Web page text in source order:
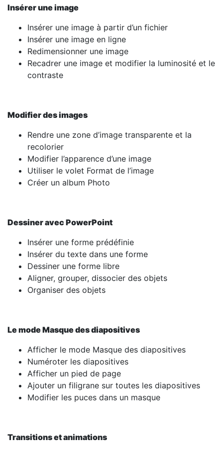
Insérer une image
Insérer une image à partir d’un fichier
Insérer une image en ligne
Redimensionner une image
Recadrer une image et modifier la luminosité et le
contraste
Modifier des images
Rendre une zone d’image transparente et la
recolorier
Modifier l’apparence d’une image
Utiliser le volet Format de l’image
Créer un album Photo
Dessiner avec PowerPoint
Insérer une forme prédéfinie
Insérer du texte dans une forme
Dessiner une forme libre
Aligner, grouper, dissocier des objets
Organiser des objets
Le mode Masque des diapositives
Afficher le mode Masque des diapositives
Numéroter les diapositives
Afficher un pied de page
Ajouter un filigrane sur toutes les diapositives
Modifier les puces dans un masque
Transitions et animations